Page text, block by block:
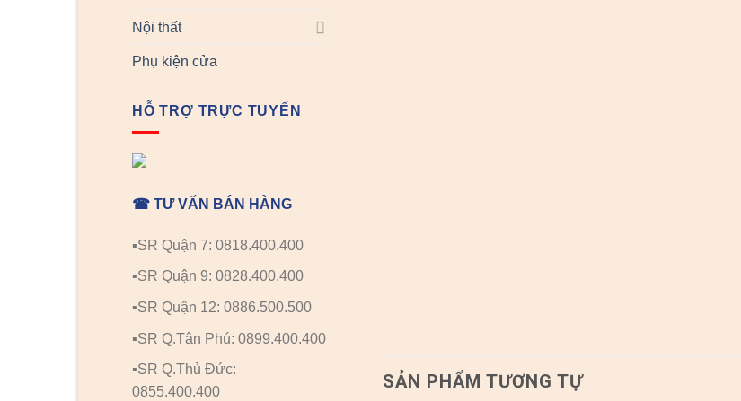
Nội thất
Phụ kiện cửa
HỖ TRỢ TRỰC TUYẾN
☎ TƯ VẤN BÁN HÀNG
▪️SR Quận 7: 0818.400.400
▪️SR Quận 9: 0828.400.400
▪️SR Quận 12: 0886.500.500
▪️SR Q.Tân Phú: 0899.400.400
▪️SR Q.Thủ Đức:
0855.400.400
SẢN PHẨM TƯƠNG TỰ